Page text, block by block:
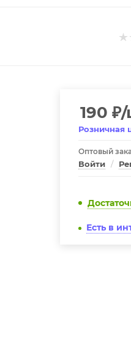
190 ₽/
Розничная
Оптовый
Войти /
Есть в